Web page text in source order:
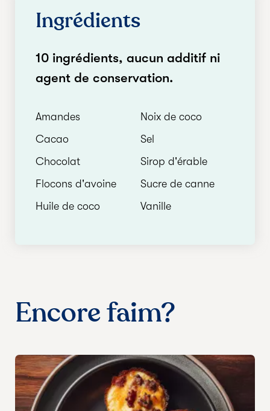
Ingrédients
10 ingrédients, aucun additif ni
agent de conservation.
Amandes
Cacao
Chocolat
Flocons d'avoine
Huile de coco
Noix de coco
Sel
Sirop d'érable
Sucre de canne
Vanille
Encore faim?